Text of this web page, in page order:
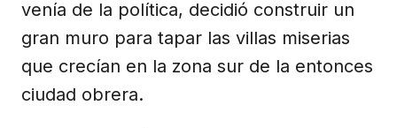
venía de la política, decidió construir un
gran muro para tapar las villas miserias
que crecían en la zona sur de la entonces
ciudad obrera.